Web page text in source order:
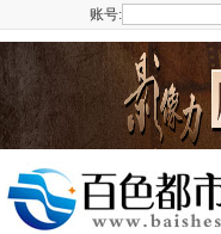
账号: